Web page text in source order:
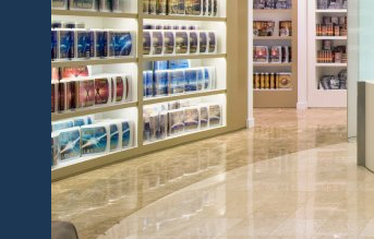
A Szcientológia alapelvei
Bevezetés a Dianetikába
Szeretet és gyűlölet –
Mi a nagyság?
Eljuttatjuk a világnak a
David Miscavige - A
vezetője